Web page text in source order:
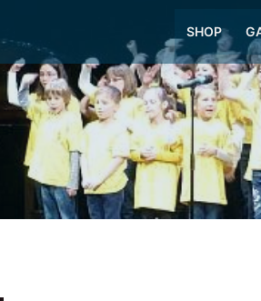
SHOP